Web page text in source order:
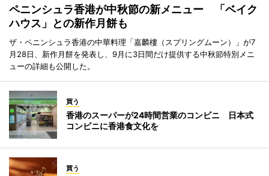
ペニンシュラ香港が中秋節の新メニュー 「ベイク
ハウス」との新作月餅も
ザ・ペニンシュラ香港の中華料理「嘉麟樓（スプリングムーン）」が7
月28日、新作月餅を発表し、9月に3日間だけ提供する中秋節特別メニ
ューの詳細も公開した。
買う
香港のスーパーが24時間営業のコンビニ 日本式
コンビニに香港食文化を
買う